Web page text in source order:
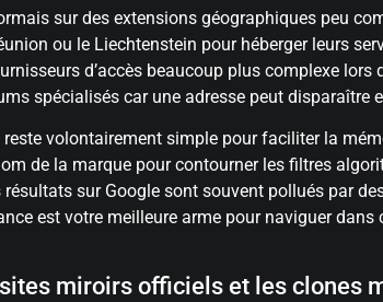
sur des extensions géographiques peu
ou le Liechtenstein pour héberger leurs
d’accès beaucoup plus complexe lors
spécialisés car une adresse peut disparaître
volontairement simple pour faciliter la
de la marque pour contourner les filtres
résultats sur Google sont souvent pollués par
est votre meilleure arme pour naviguer
miroirs officiels et les clones